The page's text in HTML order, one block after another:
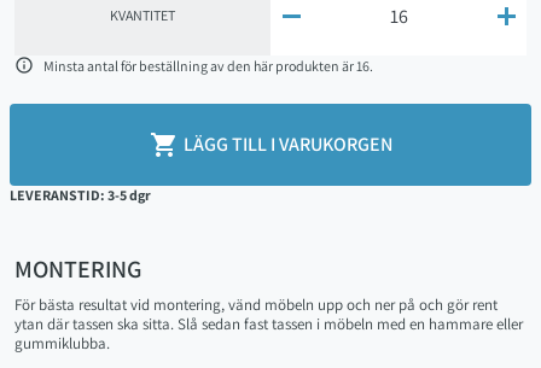
KVANTITET  
 Minsta antal för beställning av den här produkten är 16.
 LÄGG TILL I VARUKORGEN
LEVERANSTID: 3-5 dgr
MONTERING
För bästa resultat vid montering, vänd möbeln upp och ner på och gör rent
ytan där tassen ska sitta. Slå sedan fast tassen i möbeln med en hammare eller
gummiklubba.